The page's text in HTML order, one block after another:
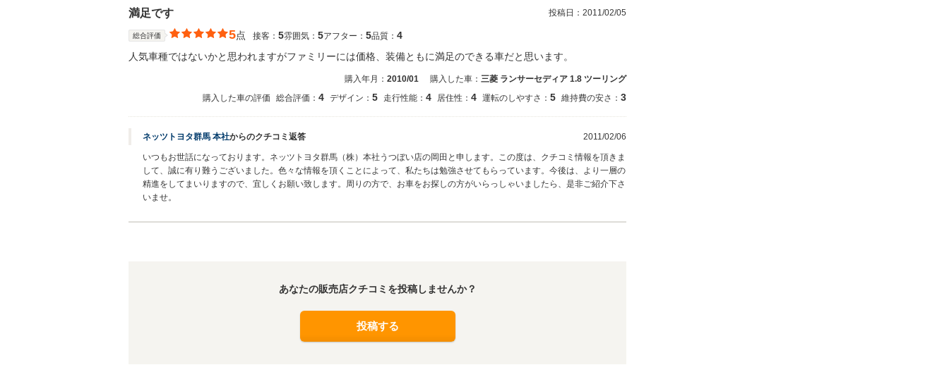
満足です 投稿日： 2011/02/05
総合評価 5点 接客： 5雰囲気： 5アフター： 5品質： 4
人気車種ではないかと思われますがファミリーには価格、装備ともに満足のできる車だと思います。
購入年月： 2010/01 購入した車： 三菱 ランサーセディア 1.8 ツーリング
購入した車の評価
総合評価： 4 デザイン： 5 走行性能： 4 居住性： 4 運転のしやすさ： 5 維持費の安さ： 3
ネッツトヨタ群馬 本社からのクチコミ返答 2011/02/06
いつもお世話になっております。ネッツトヨタ群馬（株）本社うつぼい店の岡田と申します。この度は、クチコミ情報を頂きま
して、誠に有り難うございました。色々な情報を頂くことによって、私たちは勉強させてもらっています。今後は、より一層の
精進をしてまいりますので、宜しくお願い致します。周りの方で、お車をお探しの方がいらっしゃいましたら、是非ご紹介下さ
いませ。
あなたの販売店クチコミを投稿しませんか？
投稿する